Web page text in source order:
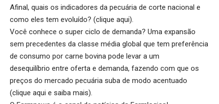
Afinal, quais os indicadores da pecuária de corte nacional e
como eles tem evoluído? (clique aqui).
Você conhece o super ciclo de demanda? Uma expansão
sem precedentes da classe média global que tem preferência
de consumo por carne bovina pode levar a um
desequilíbrio entre oferta e demanda, fazendo com que os
preços do mercado pecuária suba de modo acentuado
(clique aqui e saiba mais).